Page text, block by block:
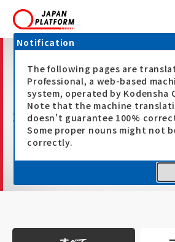
最新情報
Notification
The following pages are
Professional, a web-based
system, operated by Kodensha
Note that the machine
doesn't guarantee 100%
Some proper nouns might not
correctly.